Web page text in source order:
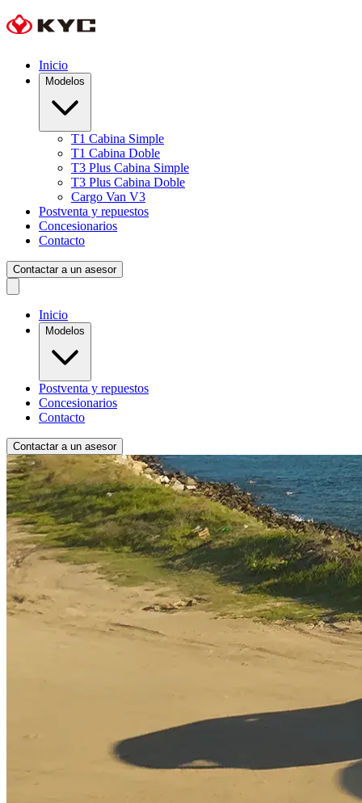
Inicio
Modelos
T1 Cabina Simple
T1 Cabina Doble
T3 Plus Cabina Simple
T3 Plus Cabina Doble
Cargo Van V3
Postventa y repuestos
Concesionarios
Contacto
Contactar a un asesor
Inicio
Modelos
Postventa y repuestos
Concesionarios
Contacto
Contactar a un asesor